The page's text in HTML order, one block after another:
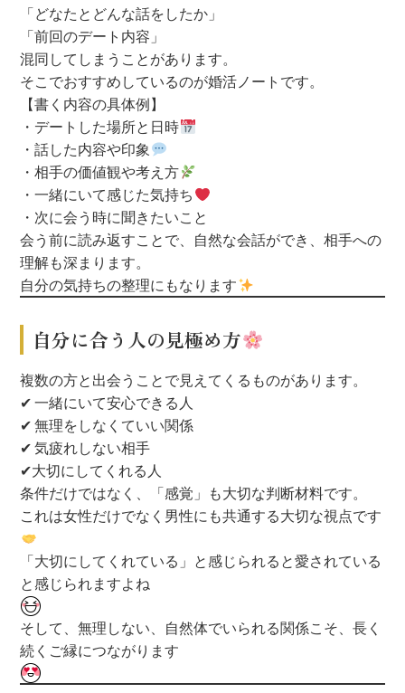
「どなたとどんな話をしたか」
「前回のデート内容」
混同してしまうことがあります。
そこでおすすめしているのが婚活ノートです。
【書く内容の具体例】
・デートした場所と日時
・話した内容や印象
・相手の価値観や考え方
・一緒にいて感じた気持ち
・次に会う時に聞きたいこと
会う前に読み返すことで、自然な会話ができ、相手への
理解も深まります。
自分の気持ちの整理にもなります
自分に合う人の見極め方
複数の方と出会うことで見えてくるものがあります。
✔ 一緒にいて安心できる人
✔ 無理をしなくていい関係
✔ 気疲れしない相手
✔大切にしてくれる人
条件だけではなく、「感覚」も大切な判断材料です。
これは女性だけでなく男性にも共通する大切な視点です
「大切にしてくれている」と感じられると愛されている
と感じられますよね
そして、無理しない、自然体でいられる関係こそ、長く
続くご縁につながります